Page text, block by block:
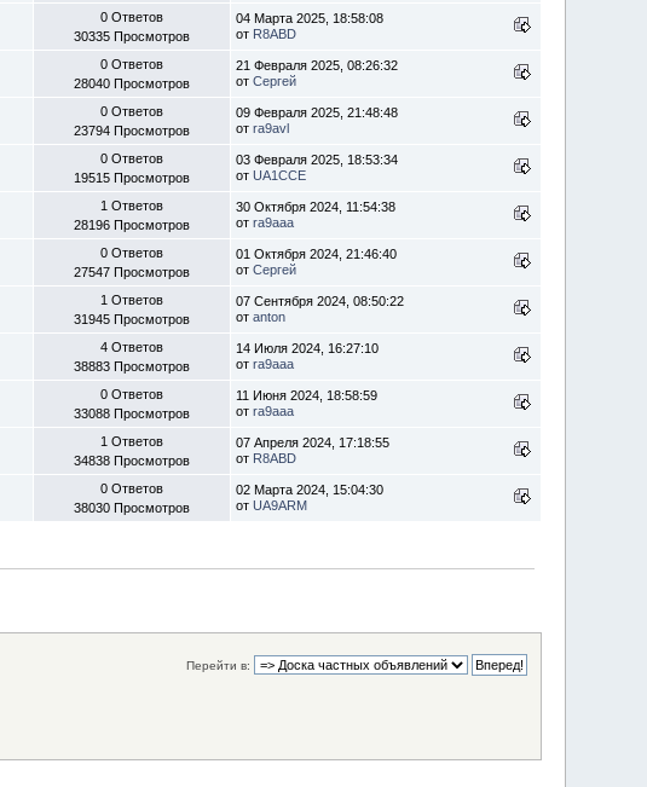
0 Ответов
30335 Просмотров
04 Марта 2025, 18:58:08
от R8ABD
0 Ответов
28040 Просмотров
21 Февраля 2025, 08:26:32
отСергей
0 Ответов
23794 Просмотров
09 Февраля 2025, 21:48:48
отra9avl
0 Ответов
19515 Просмотров
03 Февраля 2025, 18:53:34
отUA1CCE
1 Ответов
28196 Просмотров
30 Октября 2024, 11:54:38
отra9aaa
0 Ответов
27547 Просмотров
01 Октября 2024, 21:46:40
отСергей
1 Ответов
31945 Просмотров
07 Сентября 2024, 08:50:22
отanton
4 Ответов
38883 Просмотров
14 Июля 2024, 16:27:10
отra9aaa
0 Ответов
33088 Просмотров
11 Июня 2024, 18:58:59
отra9aaa
1 Ответов
34838 Просмотров
07 Апреля 2024, 17:18:55
от R8ABD
0 Ответов
38030 Просмотров
02 Марта 2024, 15:04:30
отUA9ARM
Перейти в: